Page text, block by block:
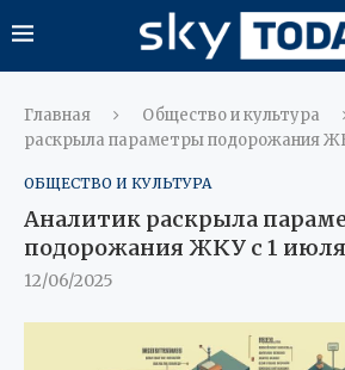
Главная Общество и культура
раскрыла параметры подорожания
ОБЩЕСТВО И КУЛЬТУРА
Аналитик раскрыла
подорожания ЖКУ с 1 июля
12/06/2025